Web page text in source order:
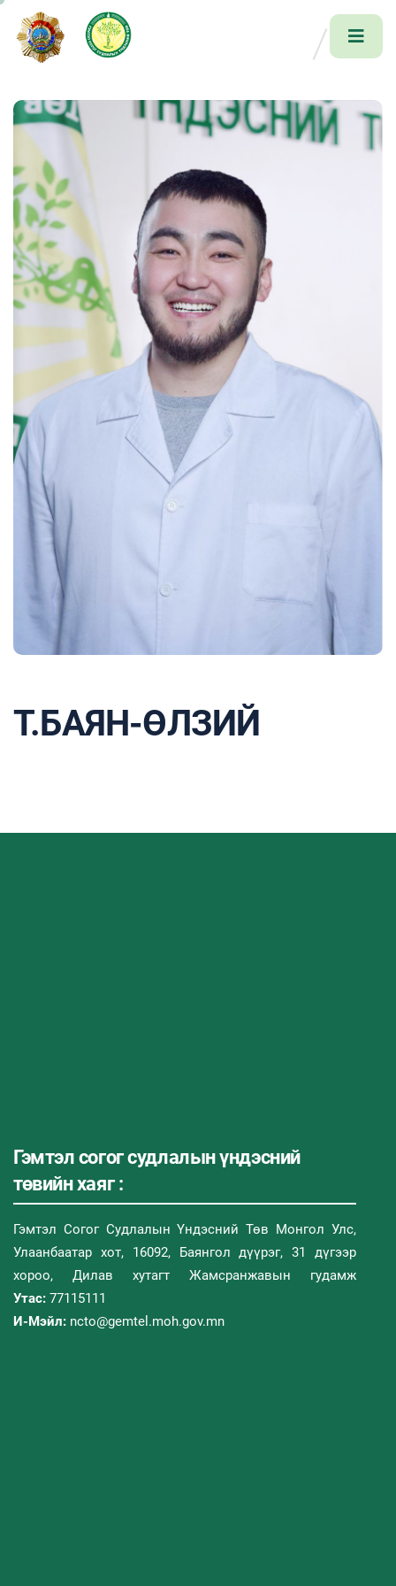
Т.БАЯН-ӨЛЗИЙ
Гэмтэл согог судлалын үндэсний
төвийн хаяг :
Гэмтэл Согог Судлалын Үндэсний Төв Монгол Улс,
Улаанбаатар хот, 16092, Баянгол дүүрэг, 31 дүгээр
хороо, Дилав хутагт Жамсранжавын гудамж
Утас: 77115111
И-Мэйл: ncto@gemtel.moh.gov.mn